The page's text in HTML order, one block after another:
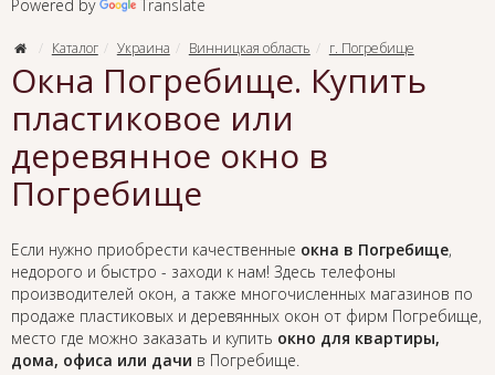
Powered by Translate
Каталог Украина Винницкая область г. Погребище
Окна Погребище. Купить
пластиковое или
деревянное окно в
Погребище
Если нужно приобрести качественные окна в Погребище,
недорого и быстро - заходи к нам! Здесь телефоны
производителей окон, а также многочисленных магазинов по
продаже пластиковых и деревянных окон от фирм Погребище,
место где можно заказать и купить окно для квартиры,
дома, офиса или дачи в Погребище.